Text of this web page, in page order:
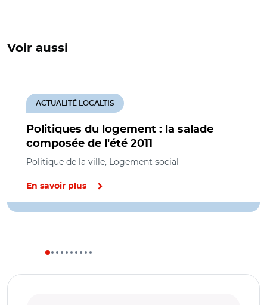
Voir aussi
Politiques du logement : la salade
composée de l'été 2011
ACTUALITÉ LOCALTIS
Politique de la ville, Logement social
En savoir plus